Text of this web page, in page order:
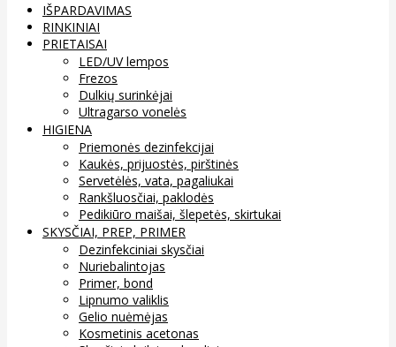
IŠPARDAVIMAS
RINKINIAI
PRIETAISAI
LED/UV lempos
Frezos
Dulkių surinkėjai
Ultragarso vonelės
HIGIENA
Priemonės dezinfekcijai
Kaukės, prijuostės, pirštinės
Servetėlės, vata, pagaliukai
Rankšluosčiai, paklodės
Pedikiūro maišai, šlepetės, skirtukai
SKYSČIAI, PREP, PRIMER
Dezinfekciniai skysčiai
Nuriebalintojas
Primer, bond
Lipnumo valiklis
Gelio nuėmėjas
Kosmetinis acetonas